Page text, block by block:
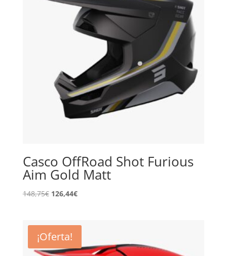
Casco OffRoad Shot Furious
Aim Gold Matt
148,75€ El
era:
148,75€.
126,44€El
es:
¡Oferta!